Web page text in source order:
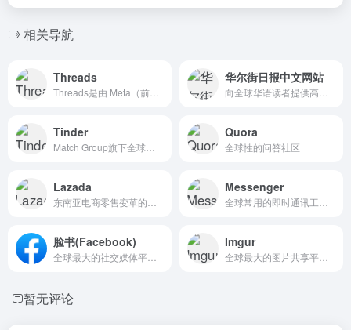
相关导航
Threads 华尔街日报中文网站
Tinder Quora
全球性的问答社区
Lazada Messenger
脸书(Facebook) Imgur
暂无评论